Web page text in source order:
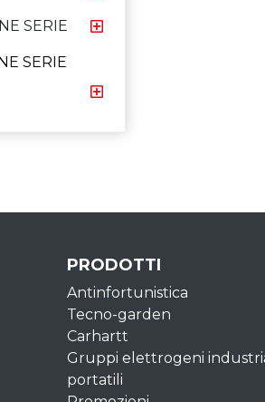
SERIE
SERIE
PRODOTTI
Antinfortunistica
Tecno-garden
Carhartt
Gruppi elettrogeni
portatili